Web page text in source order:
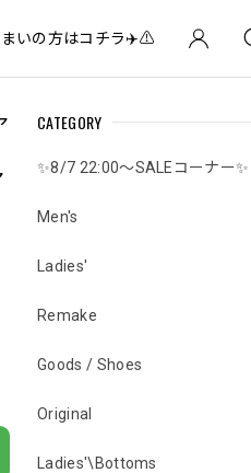
いの方はコチラ✈️⚠️
CATEGORY
✨8/7 22:00～SALEコーナー✨
Men's
Ladies'
Remake
Goods / Shoes
Original
Ladies'\Bottoms